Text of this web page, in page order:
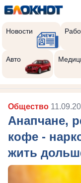
Новости
Авто
Общество
Анапчане,
кофе -
жить